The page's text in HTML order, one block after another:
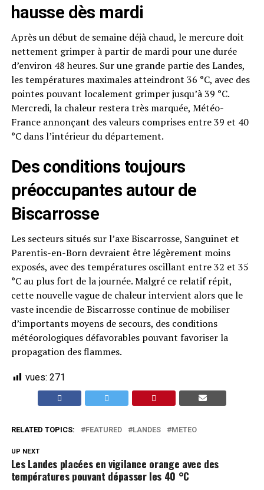
hausse dès mardi
Après un début de semaine déjà chaud, le mercure doit
nettement grimper à partir de mardi pour une durée
d’environ 48 heures. Sur une grande partie des Landes,
les températures maximales atteindront 36 °C, avec des
pointes pouvant localement grimper jusqu’à 39 °C.
Mercredi, la chaleur restera très marquée, Météo-
France annonçant des valeurs comprises entre 39 et 40
°C dans l’intérieur du département.
Des conditions toujours
préoccupantes autour de
Biscarrosse
Les secteurs situés sur l’axe Biscarrosse, Sanguinet et
Parentis-en-Born devraient être légèrement moins
exposés, avec des températures oscillant entre 32 et 35
°C au plus fort de la journée. Malgré ce relatif répit,
cette nouvelle vague de chaleur intervient alors que le
vaste incendie de Biscarrosse continue de mobiliser
d’importants moyens de secours, des conditions
météorologiques défavorables pouvant favoriser la
propagation des flammes.
vues: 271
RELATED TOPICS: FEATURED LANDES METEO
UP NEXT
Les Landes placées en vigilance orange avec des
températures pouvant dépasser les 40 °C